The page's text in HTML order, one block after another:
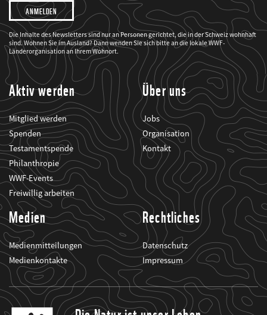
Ich
möchte,
dass
der
WWF
mich
über
seine
Projekte
informiert.
Die Inhalte des Newsletters sind nur an Personen gerichtet, die in der Schweiz wohnhaft
sind. Wohnen Sie im Ausland? Dann wenden Sie sich bitte an die lokale WWF-
Länderorganisation an Ihrem Wohnort.
Aktiv werden
Mitglied werden
Spenden
Testamentspende
Philanthropie
WWF-Events
Freiwillig arbeiten
Über uns
Jobs
Organisation
Kontakt
Medien
Medienmitteilungen
Medienkontakte
Rechtliches
Datenschutz
Impressum